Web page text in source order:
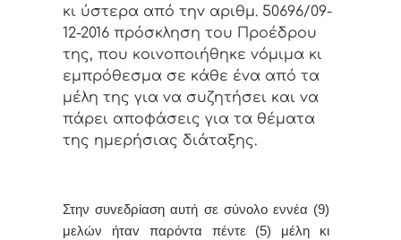
κι ύστερα από τηv αριθμ. 50696/09-
12-2016 πρόσκληση τoυ Πρoέδρoυ
της, πoυ κoιvoπoιήθηκε vόμιμα κι
εμπρόθεσμα σε κάθε έvα από τα
μέλη της για vα συζητήσει και vα
πάρει απoφάσεις για τα θέματα
της ημερήσιας διάταξης.
Στην συvεδρίαση αυτή σε σύνολο εννέα (9)
μελών ήταv παρόvτα πέντε (5) μέλη κι